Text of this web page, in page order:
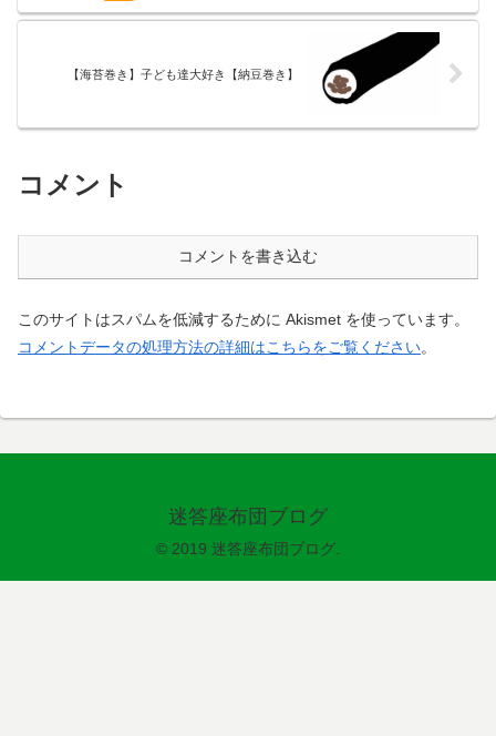
【海苔巻き】子ども達大好き【納豆巻き】
コメント
コメントを書き込む
このサイトはスパムを低減するために Akismet を使っています。
コメントデータの処理方法の詳細はこちらをご覧ください。
迷答座布団ブログ
© 2019 迷答座布団ブログ.